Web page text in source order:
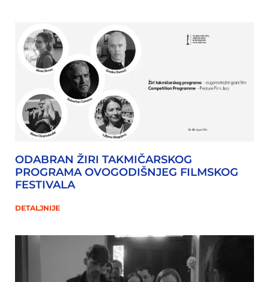
ODABRAN ŽIRI TAKMIČARSKOG
PROGRAMA OVOGODIŠNJEG FILMSKOG
FESTIVALA
DETALJNIJE